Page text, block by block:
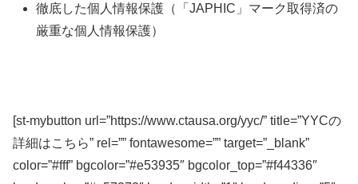
徹底した個人情報保護（「JAPHIC」マーク取得済の
厳重な個人情報保護）
[st-mybutton url=”https://www.ctausa.org/yyc/” title=”YYCの
詳細はこちら” rel=”” fontawesome=”” target=”_blank”
color=”#fff” bgcolor=”#e53935″ bgcolor_top=”#f44336″